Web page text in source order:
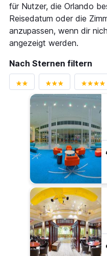
für Nutzer, die Orlando
Reisedatum oder die
anzupassen, wenn dir
angezeigt werden.
Nach Sternen filtern